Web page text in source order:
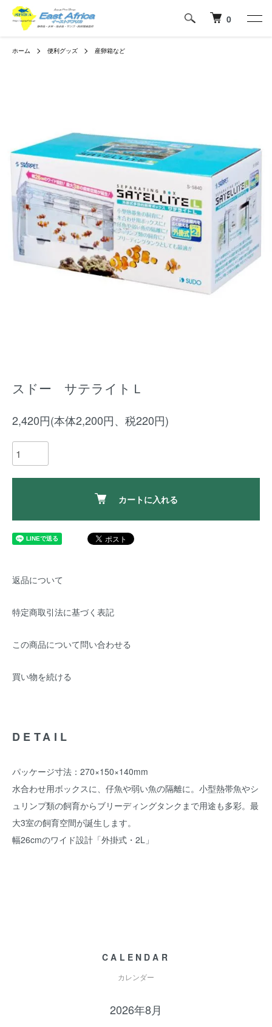
0
ホーム 便利グッズ 産卵箱など
スドー サテライトＬ
2,420円(本体2,200円、税220円)
カートに入れる
返品について
特定商取引法に基づく表記
この商品について問い合わせる
買い物を続ける
DETAIL
パッケージ寸法：270×150×140mm
水合わせ用ボックスに、仔魚や弱い魚の隔離に。小型熱帯魚やシ
ュリンプ類の飼育からブリーディングタンクまで用途も多彩。最
大3室の飼育空間が誕生します。
幅26cmのワイド設計「外掛式・2L」
CALENDAR
カレンダー
2026年8月